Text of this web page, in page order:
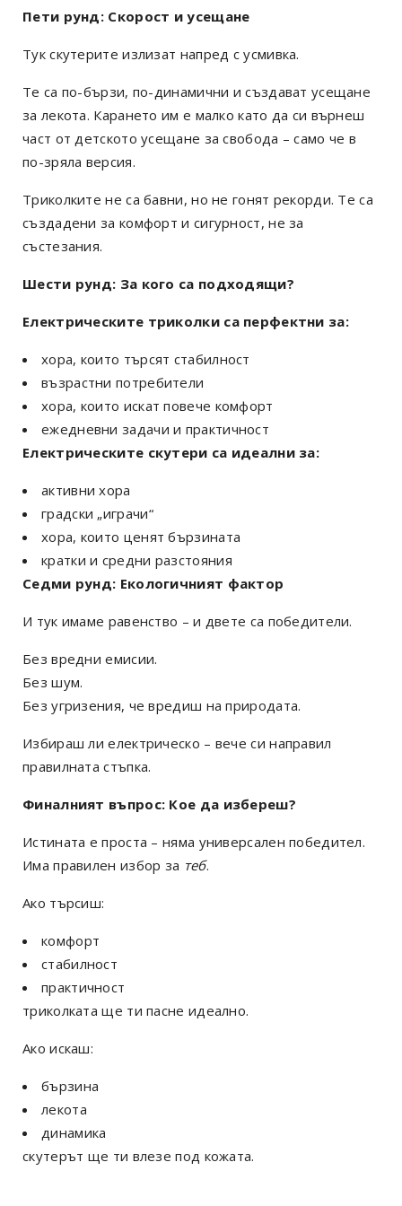
Пети рунд: Скорост и усещане
Тук скутерите излизат напред с усмивка.
Те са по-бързи, по-динамични и създават усещане
за лекота. Карането им е малко като да си върнеш
част от детското усещане за свобода – само че в
по-зряла версия.
Триколките не са бавни, но не гонят рекорди. Те са
създадени за комфорт и сигурност, не за
състезания.
Шести рунд: За кого са подходящи?
Електрическите триколки са перфектни за:
хора, които търсят стабилност
възрастни потребители
хора, които искат повече комфорт
ежедневни задачи и практичност
Електрическите скутери са идеални за:
активни хора
градски „играчи“
хора, които ценят бързината
кратки и средни разстояния
Седми рунд: Екологичният фактор
И тук имаме равенство – и двете са победители.
Без вредни емисии.
Без шум.
Без угризения, че вредиш на природата.
Избираш ли електрическо – вече си направил
правилната стъпка.
Финалният въпрос: Кое да избереш?
Истината е проста – няма универсален победител.
Има правилен избор за теб.
Ако търсиш:
комфорт
стабилност
практичност
триколката ще ти пасне идеално.
Ако искаш:
бързина
лекота
динамика
скутерът ще ти влезе под кожата.